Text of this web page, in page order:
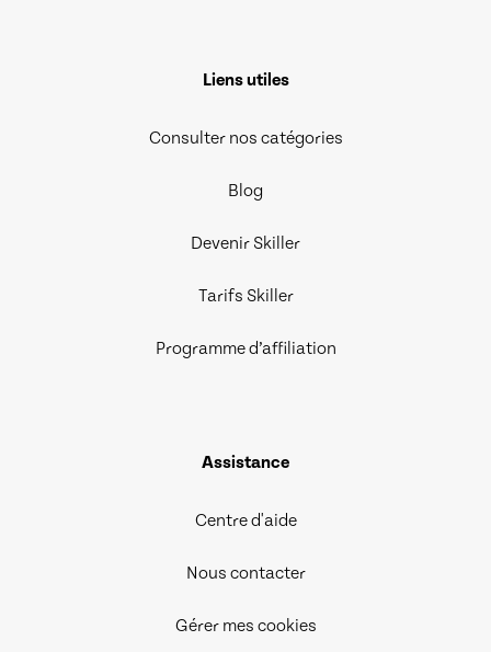
Liens utiles
Consulter nos catégories
Blog
Devenir Skiller
Tarifs Skiller
Programme d’affiliation
Assistance
Centre d'aide
Nous contacter
Gérer mes cookies